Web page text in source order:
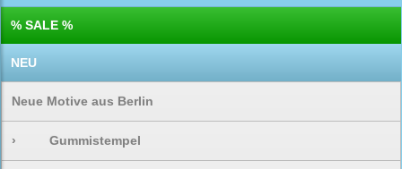
% SALE %
NEU
Neue Motive aus Berlin
› Gummistempel